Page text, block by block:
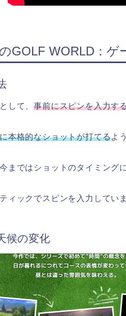
GOLF WORLD：ゲ
して、事前にスピンを入力す
本格的なショットが打てるよ
まではショットのタイミング
ィックでスピンを入力してい
候の変化